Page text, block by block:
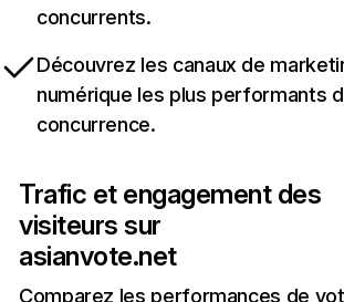
concurrents.
Découvrez les canaux de
numérique les plus performants
concurrence.
Trafic et engagement des
visiteurs sur
asianvote.net
Comparez les performances de